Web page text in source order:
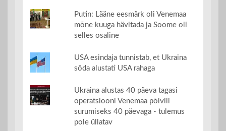
Putin: Lääne eesmärk oli Venemaa
mõne kuuga hävitada ja Soome oli
selles osaline
USA esindaja tunnistab, et Ukraina
sõda alustati USA rahaga
Ukraina alustas 40 päeva tagasi
operatsiooni Venemaa põlvili
surumiseks 40 päevaga - tulemus
pole üllatav